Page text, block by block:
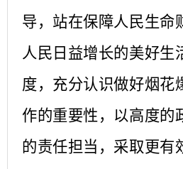
导，站在保障人民生命
人民日益增长的美好生
度，充分认识做好烟花
作的重要性，以高度的
的责任担当，采取更有